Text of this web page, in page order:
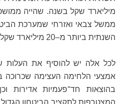
מיליארד שקל בשנה. שהייה
ממשל צבאי ואזרחי שמערכת
השנתית ביותר מ–20 מיליארד שקל.
לכל אלה יש להוסיף את העלות
אמצעי הלחימה העצימה שכרוכה
בהוצאות חד־פעמיות אדירות
המצטרפות לתקציב הביטחון